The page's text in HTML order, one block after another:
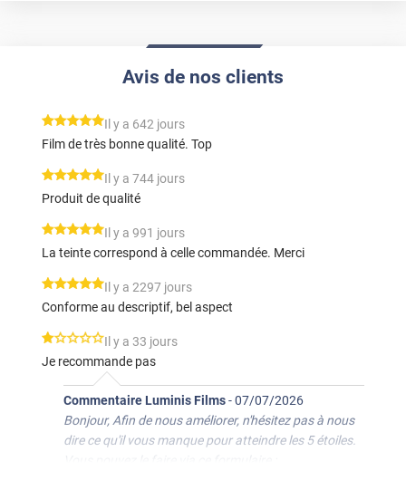
Avis de nos clients
*****
Il y a 642 jours
Film de très bonne qualité. Top
*****
Il y a 744 jours
Produit de qualité
*****
Il y a 991 jours
La teinte correspond à celle commandée. Merci
*****
Il y a 2297 jours
Conforme au descriptif, bel aspect
*****
Il y a 33 jours
Je recommande pas
Commentaire Luminis Films-07/07/2026
Bonjour, Afin de nous améliorer, n'hésitez pas à nous
dire ce qu'il vous manque pour atteindre les 5 étoiles.